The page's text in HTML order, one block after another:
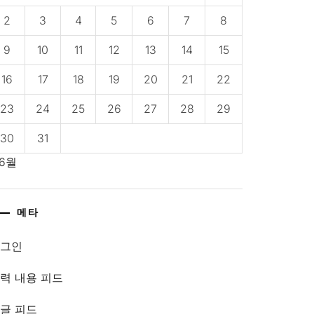
2 3 4 5 6 7 8
9 10 11 12 13 14 15
16 17 18 19 20 21 22
23 24 25 26 27 28 29
30
31
월
메타
인
내용 피드
피드